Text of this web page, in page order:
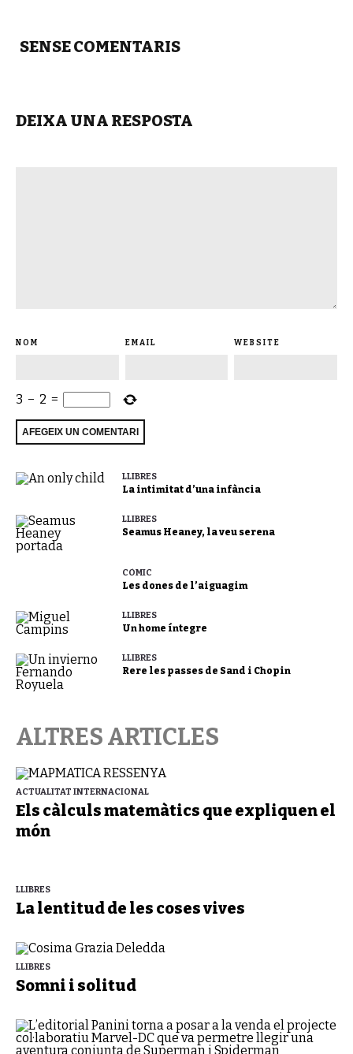
SENSE COMENTARIS
DEIXA UNA RESPOSTA
NOM EMAIL WEBSITE
3 − 2 =
LLIBRES
La intimitat d’una infància
LLIBRES
Seamus Heaney, la veu serena
CÒMIC
Les dones de l’aiguagim
LLIBRES
Un home íntegre
LLIBRES
Rere les passes de Sand i Chopin
ALTRES ARTICLES
ACTUALITAT INTERNACIONAL
Els càlculs matemàtics que expliquen el
món
LLIBRES
La lentitud de les coses vives
LLIBRES
Somni i solitud